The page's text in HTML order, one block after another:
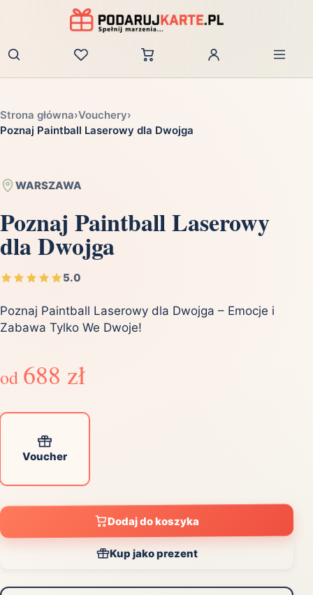
Zaloguj
Strona główna›Vouchery›
Poznaj Paintball Laserowy dla Dwojga
WARSZAWA
Poznaj Paintball Laserowy
dla Dwojga
5.0
Poznaj Paintball Laserowy dla Dwojga – Emocje i
Zabawa Tylko We Dwoje!
od 688 zł
Voucher
Dodaj do koszyka
Kup jako prezent